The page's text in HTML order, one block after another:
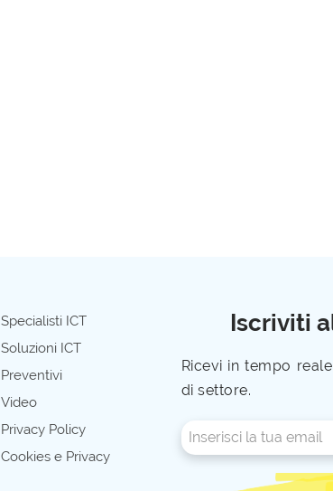
Specialisti ICT
Soluzioni ICT
Preventivi
Video
Privacy Policy
Cookies e Privacy
Iscriviti
Ricevi in tempo
di settore.